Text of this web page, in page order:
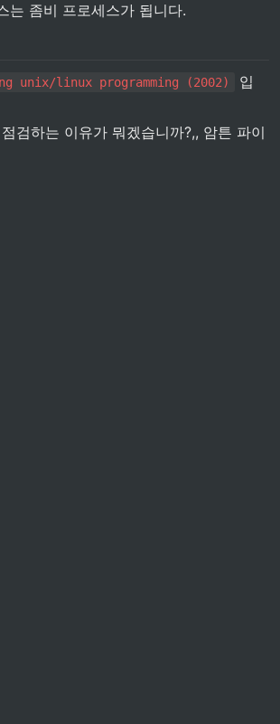
는 좀비 프로세스가 됩니다.
unix/linux programming (2002)
입
검하는 이유가 뭐겠습니까?,, 암튼 파이